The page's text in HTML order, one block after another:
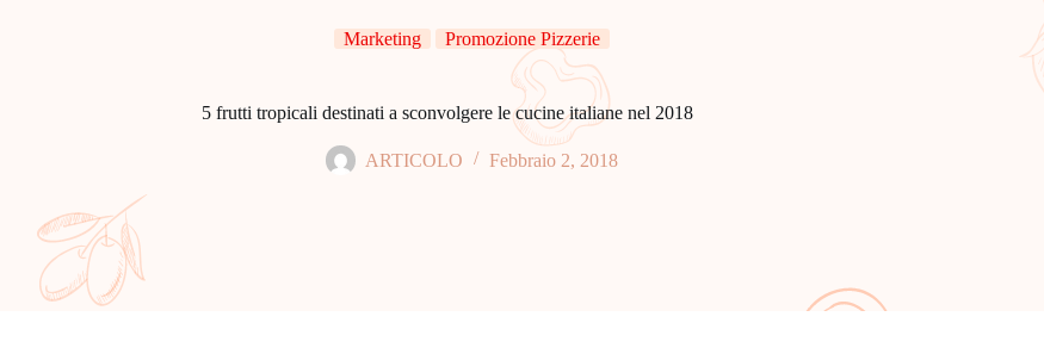
Marketing Promozione Pizzerie
5 frutti tropicali destinati a sconvolgere le cucine italiane nel 2018
ARTICOLO Febbraio 2, 2018